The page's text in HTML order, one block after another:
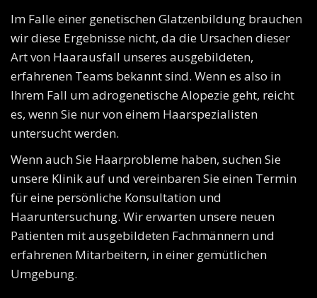
Im Falle einer genetischen Glatzenbildung brauchen
wir diese Ergebnisse nicht, da die Ursachen dieser
Art von Haarausfall unseres ausgebildeten,
erfahrenen Teams bekannt sind. Wenn es also in
Ihrem Fall um adrogenetische Alopezie geht, reicht
es, wenn Sie nur von einem Haarspezialisten
untersucht werden.
Wenn auch Sie Haarprobleme haben, suchen Sie
unsere Klinik auf und vereinbaren Sie einen Termin
für eine persönliche Konsultation und
Haaruntersuchung. Wir erwarten unsere neuen
Patienten mit ausgebildeten Fachmännern und
erfahrenen Mitarbeitern, in einer gemütlichen
Umgebung.